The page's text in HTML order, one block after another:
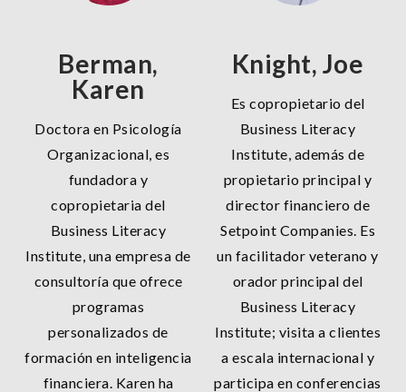
Berman,
Karen
Doctora en Psicología
Organizacional, es
fundadora y
copropietaria del
Business Literacy
Institute, una empresa de
consultoría que ofrece
programas
personalizados de
formación en inteligencia
financiera. Karen ha
Knight, Joe
Es copropietario del
Business Literacy
Institute, además de
propietario principal y
director financiero de
Setpoint Companies. Es
un facilitador veterano y
orador principal del
Business Literacy
Institute; visita a clientes
a escala internacional y
participa en conferencias